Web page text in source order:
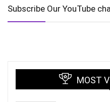
Subscribe Our YouTube
MOST